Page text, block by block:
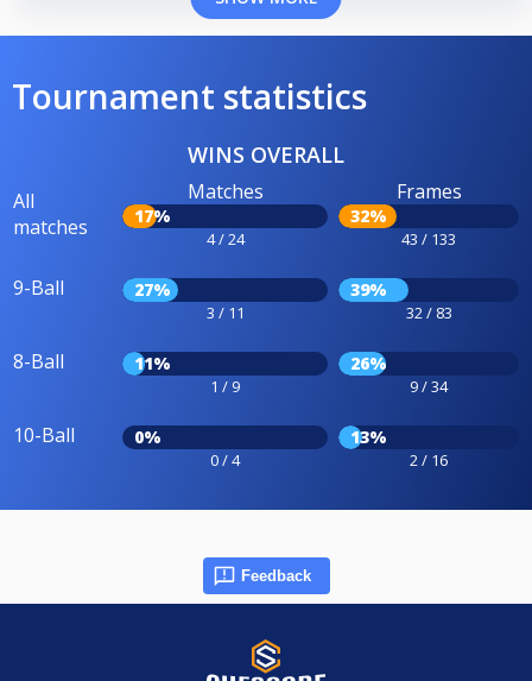
Tournament statistics
WINS OVERALL
All
matches
Matches
17%
4 / 24
Frames
32%
43 / 133
9-Ball 27%
3 / 11
39%
32 / 83
8-Ball 11%
1 / 9
26%
9 / 34
10-Ball 0%
0 / 4
13%
2 / 16
Feedback